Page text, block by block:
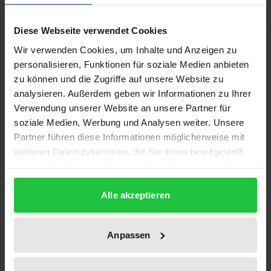
Diese Webseite verwendet Cookies
Wir verwenden Cookies, um Inhalte und Anzeigen zu
personalisieren, Funktionen für soziale Medien anbieten
zu können und die Zugriffe auf unsere Website zu
analysieren. Außerdem geben wir Informationen zu Ihrer
Verwendung unserer Website an unsere Partner für
soziale Medien, Werbung und Analysen weiter. Unsere
Partner führen diese Informationen möglicherweise mit
weiteren Daten zusammen, die Sie ihnen bereitgestellt
gesammelt haben.
Alle akzeptieren
Anpassen
Beschreibung
Die Autorin analysiert die Entwicklung, rechtliche
Einordnung und Bedeutung des Grundsatzes
gegenseitigen Vertrauens für das (grundrechtliche)
EU-Mehrebenensystem. Hierzu zeigt die Autorin den
völkerrechtlichen Hintergrund, die Rechtspolitik, die
In einer Zeit, in der die mitgliedstaatliche
Rechtsstaatlichkeit als Prämisse des Vertrauens(-
grundsatzes) erodiert, befasst sich die Autorin mit
dem Wechselwirkungs- und Spannungsverhältnis